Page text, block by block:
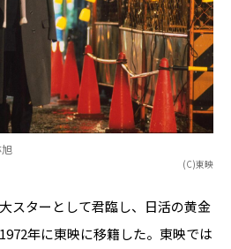
(C)東映
スターとして君臨し、日活の黄金
年に東映に移籍した。東映では